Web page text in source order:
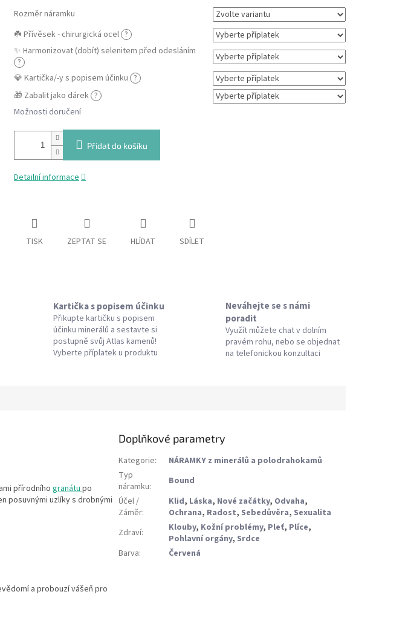
Rozměr náramku
☘️ Přívěsek - chirurgická ocel ?
✨ Harmonizovat (dobít) selenitem před odesláním
?
💎 Kartička/-y s popisem účinku ?
🎁 Zabalit jako dárek ?
Možnosti doručení
Přidat do košíku
Detailní informace
TISK ZEPTAT SE HLÍDAT SDÍLET
Kartička s popisem účinku
Přikupte kartičku s popisem
účinku minerálů a sestavte si
postupně svůj Atlas kamenů!
Vyberte příplatek u produktu
Neváhejte se s námi
poradit
Využít můžete chat v dolním
pravém rohu, nebo se objednat
na telefonickou konzultaci
přírodního granátu po
posuvnými uzlíky s drobnými
a probouzí vášeň pro
Doplňkové parametry
Kategorie:
NÁRAMKY z minerálů a polodrahokamů
Typ
náramku:
Bound
Účel /
Záměr:
Klid, Láska, Nové začátky, Odvaha,
Ochrana, Radost, Sebedůvěra, Sexualita
Zdraví: Klouby, Kožní problémy, Pleť, Plíce,
Pohlavní orgány, Srdce
Barva: Červená